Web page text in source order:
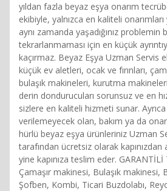
yıldan fazla beyaz eşya onarım
ekibiyle, yalnızca en kaliteli
aynı zamanda yaşadığınız problemin
tekrarlanmaması için en küçük
kaçırmaz. Beyaz Eşya Uzman Servis
küçük ev aletleri, ocak ve fırınları,
bulaşık makineleri, kurutma
derin dondurucuları sorunsuz ve en
sizlere en kaliteli hizmeti sunar.
verilemeyecek olan, bakım ya da
hürlü beyaz eşya ürünleriniz Uzman
tarafından ücretsiz olarak kapınızdan
yine kapınıza teslim eder. GARANTİLİ
Çamaşır makinesi, Bulaşık makinesi,
Şofben, Kombi, Ticari Buzdolabı,